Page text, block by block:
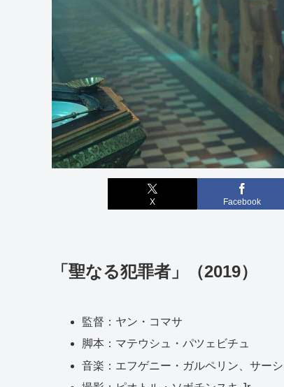
X Facebook
「聖なる犯罪者」（2019）
監督：ヤン・コマサ
脚本：マテウシュ・パツェビチュ
音楽：エフゲニー・ガルペリン、サー